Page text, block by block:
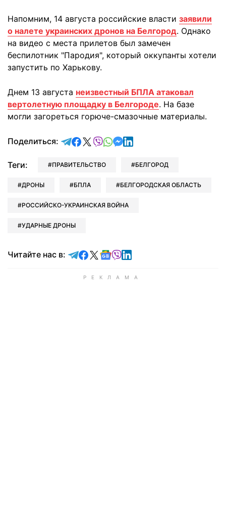
Напомним, 14 августа российские власти заявили
о налете украинских дронов на Белгород. Однако
на видео с места прилетов был замечен
беспилотник "Пародия", который оккупанты хотели
запустить по Харькову.
Днем 13 августа неизвестный БПЛА атаковал
вертолетную площадку в Белгороде. На базе
могли загореться горюче-смазочные материалы.
Поделиться: отправить в Telegram
поделиться в Facebook
поделиться в X
отправить в Viber
отправить в Whatsapp
отправить в Messenger
отправить в LinkedIn
Теги: ПРАВИТЕЛЬСТВО БЕЛГОРОД
ДРОНЫ БПЛА БЕЛГОРОДСКАЯ ОБЛАСТЬ
РОССИЙСКО-УКРАИНСКАЯ ВОЙНА
УДАРНЫЕ ДРОНЫ
Читайте нас в: Читайте в Telegram
Читайте в Facebook
Читайте в X
Читайте в Google news
Читайте в Viber
Читайте в LinkedIn